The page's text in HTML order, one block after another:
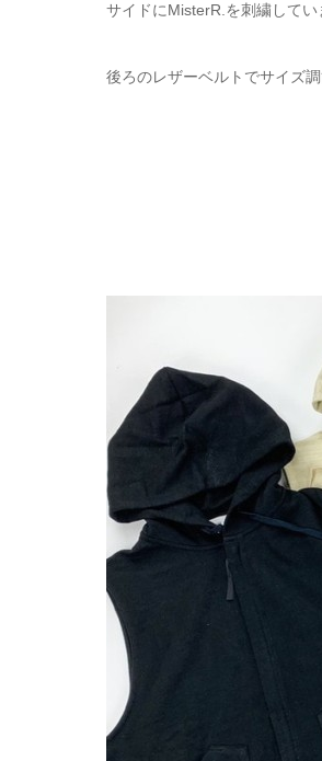
サイドにMisterR.を刺繍してい
後ろのレザーベルトでサイズ調